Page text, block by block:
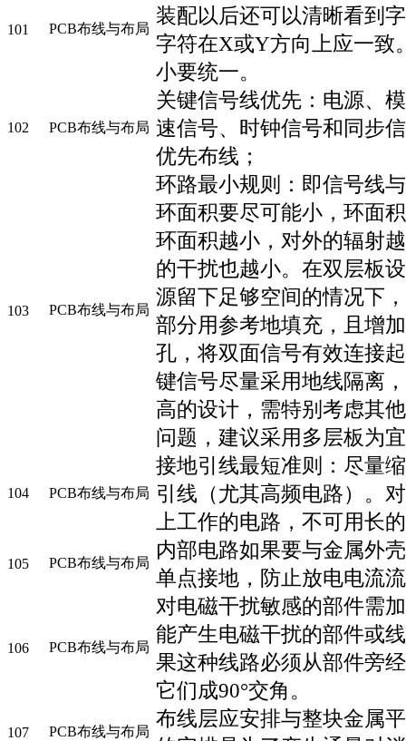
101 PCB布线与布局
装配以后还可以清晰看到
字符在X或Y方向上应一致
小要统一。
102 PCB布线与布局
关键信号线优先：电源、
速信号、时钟信号和同步
优先布线；
103 PCB布线与布局
环路最小规则：即信号线
环面积要尽可能小，环面
环面积越小，对外的辐射
的干扰也越小。在双层板
源留下足够空间的情况下
部分用参考地填充，且增
孔，将双面信号有效连接
键信号尽量采用地线隔离
高的设计，需特别考虑其
问题，建议采用多层板为
104 PCB布线与布局
接地引线最短准则：尽量
引线（尤其高频电路）。
上工作的电路，不可用长
105 PCB布线与布局
内部电路如果要与金属外
单点接地，防止放电电流
106 PCB布线与布局
对电磁干扰敏感的部件需
能产生电磁干扰的部件或
果这种线路必须从部件旁
它们成90°交角。
107 PCB布线与布局
布线层应安排与整块金属